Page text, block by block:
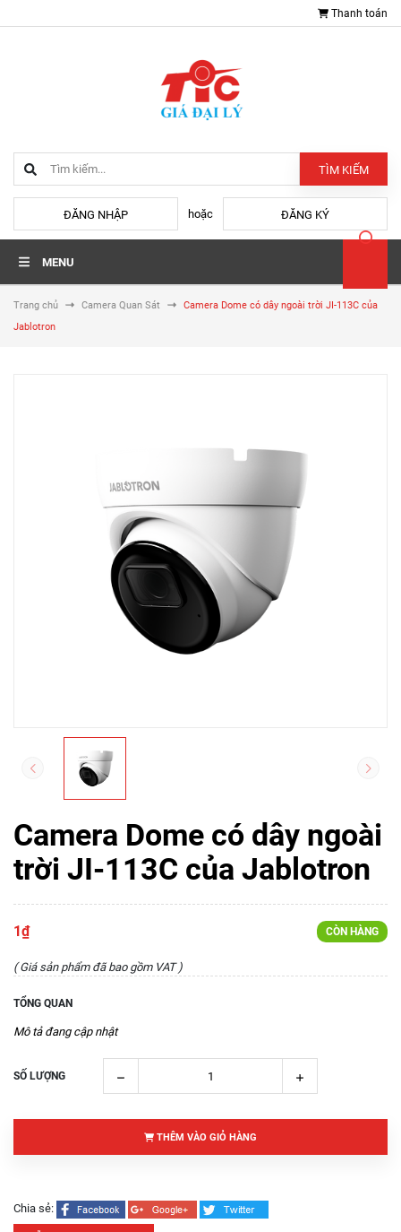
Thanh toán
TÌM KIẾM
ĐĂNG NHẬP hoặc ĐĂNG KÝ
MENU
Trang chủ Camera Quan Sát
Camera Dome có dây ngoài trời JI-113C của
Jablotron
Camera Dome có dây ngoài
trời JI-113C của Jablotron
1₫ CÒN HÀNG
( Giá sản phẩm đã bao gồm VAT )
TỔNG QUAN
Mô tả đang cập nhật
SỐ LƯỢNG
THÊM VÀO GIỎ HÀNG
Chia sẻ: